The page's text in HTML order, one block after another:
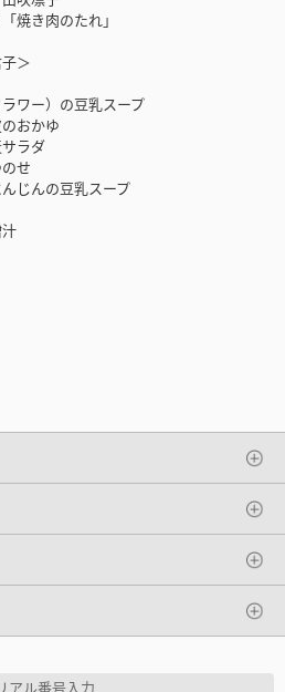
焼き肉のたれ」
＞
ワー）の豆乳スープ
おかゆ
ラダ
せ
じんの豆乳スープ
アル番号入力